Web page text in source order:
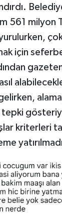
561 milyon
için
tepki
kriterleri